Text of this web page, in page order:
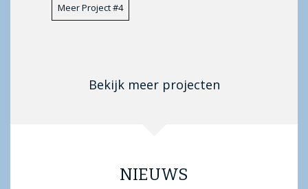
Meer Project #4
Bekijk meer projecten
NIEUWS